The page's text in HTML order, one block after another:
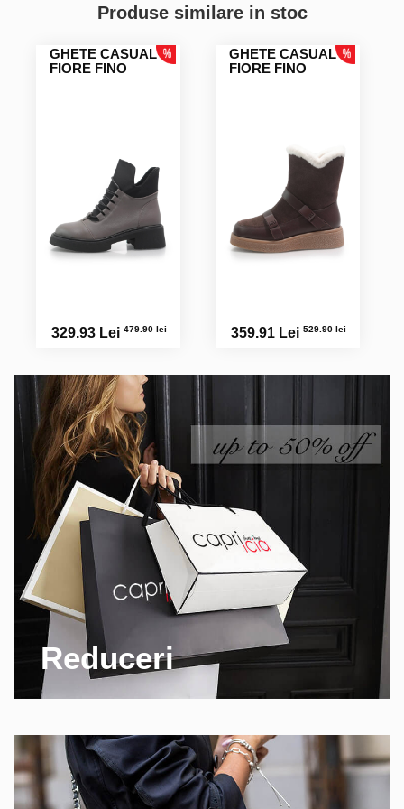
Produse similare in stoc
GHETE CASUAL
FIORE FINO
329.93 Lei479.90 lei
GHETE CASUAL
FIORE FINO
359.91 Lei529.90 lei
Reduceri